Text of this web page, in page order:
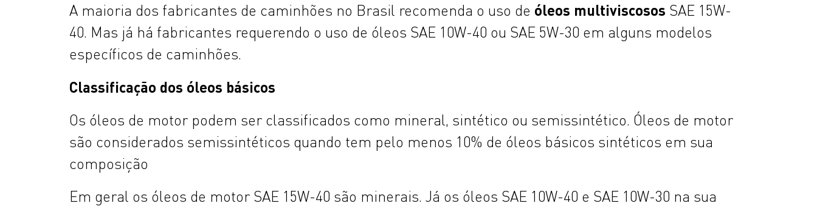
A maioria dos fabricantes de caminhões no Brasil recomenda o uso de óleos multiviscosos SAE 15W-
40. Mas já há fabricantes requerendo o uso de óleos SAE 10W-40 ou SAE 5W-30 em alguns modelos
específicos de caminhões.
Classificação dos óleos básicos
Os óleos de motor podem ser classificados como mineral, sintético ou semissintético. Óleos de motor
são considerados semissintéticos quando tem pelo menos 10% de óleos básicos sintéticos em sua
composição
Em geral os óleos de motor SAE 15W-40 são minerais. Já os óleos SAE 10W-40 e SAE 10W-30 na sua